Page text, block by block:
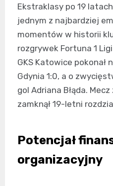
Ekstraklasy po 19
jednym z najbardziej
momentów w historii
rozgrywek Fortuna 1
GKS Katowice pokonał
Gdynia 1:0, a o
gol Adriana Błąda.
zamknął 19-letni
Potencjał
organizacyjny